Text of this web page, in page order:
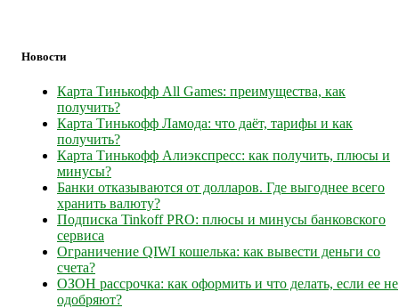
Новости
Карта Тинькофф All Games: преимущества, как
получить?
Карта Тинькофф Ламода: что даёт, тарифы и как
получить?
Карта Тинькофф Алиэкспресс: как получить, плюсы и
минусы?
Банки отказываются от долларов. Где выгоднее всего
хранить валюту?
Подписка Tinkoff PRO: плюсы и минусы банковского
сервиса
Ограничение QIWI кошелька: как вывести деньги со
счета?
ОЗОН рассрочка: как оформить и что делать, если ее не
одобряют?